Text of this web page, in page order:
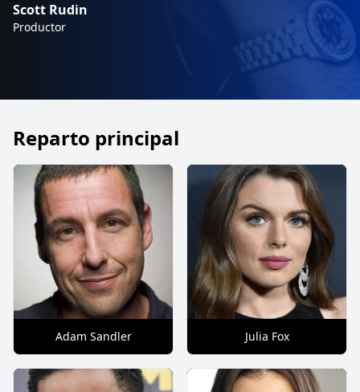
Scott Rudin
Productor
Reparto principal
Adam Sandler Julia Fox